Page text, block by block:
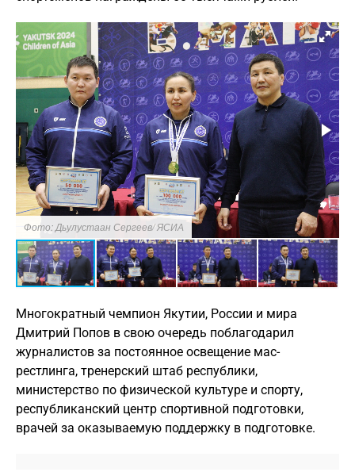
Фото: Дьулустаан Сергеев/ ЯСИА
Многократный чемпион Якутии, России и мира
Дмитрий Попов в свою очередь поблагодарил
журналистов за постоянное освещение мас-
рестлинга, тренерский штаб республики,
министерство по физической культуре и спорту,
республиканский центр спортивной подготовки,
врачей за оказываемую поддержку в подготовке.